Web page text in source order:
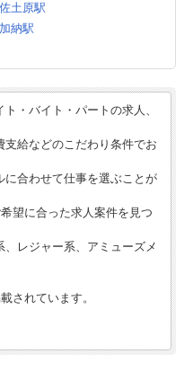
佐土原駅
加納駅
・バイト・パートの求人、
給などのこだわり条件でお
合わせて仕事を選ぶことが
望に合った求人案件を見つ
レジャー系、アミューズメ
されています。